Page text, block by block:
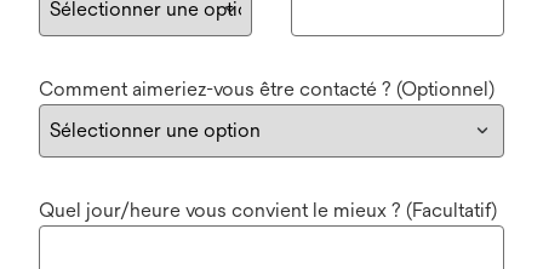
Comment aimeriez-vous être contacté ? (Optionnel)
Quel jour/heure vous convient le mieux ? (Facultatif)